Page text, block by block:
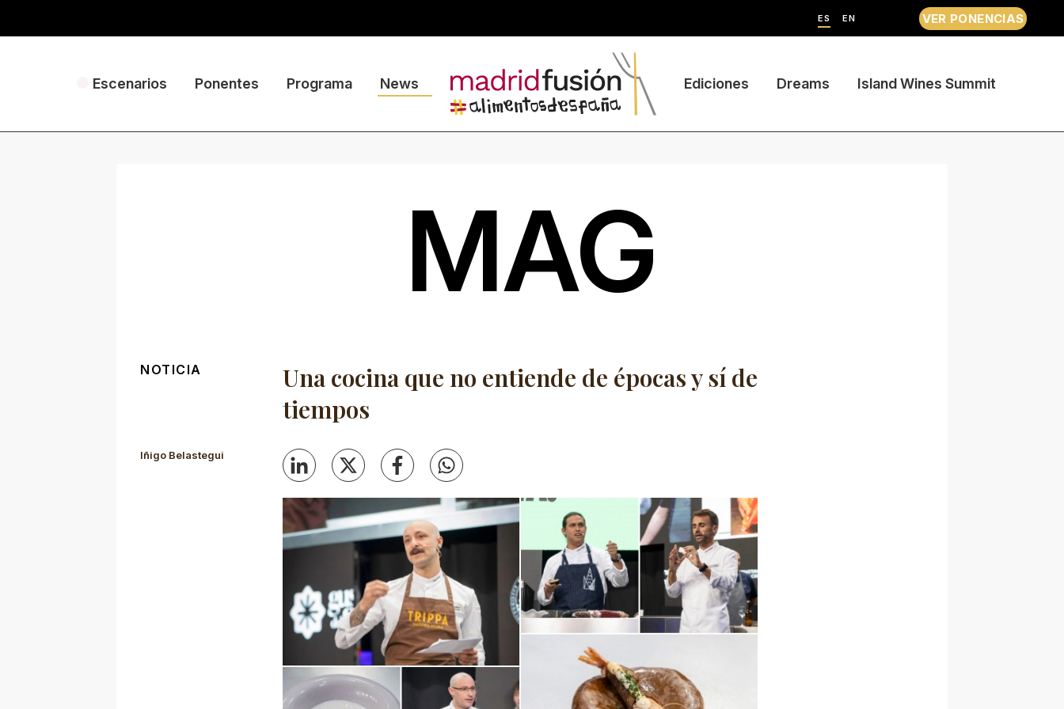
ES EN VER PONENCIAS
Escenarios Ponentes Programa News Ediciones Dreams Island Wines Summit
MAG
NOTICIA
Una cocina que no entiende de épocas y sí de
tiempos
Iñigo Belastegui